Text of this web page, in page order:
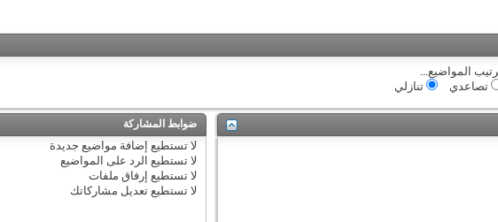
المواضيع...
تصاعدي
تنازلي
ضوابط المشاركة
لا تستطيع إضافة مواضيع جديدة
لا تستطيع الرد على المواضيع
لا تستطيع إرفاق ملفات
لا تستطيع تعديل مشاركاتك